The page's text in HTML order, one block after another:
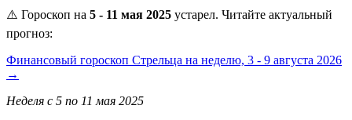
⚠️ Гороскоп на 5 - 11 мая 2025 устарел. Читайте актуальный
прогноз:
Финансовый гороскоп Стрельца на неделю, 3 - 9 августа 2026
→
Неделя с 5 по 11 мая 2025